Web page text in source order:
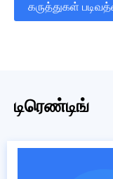
கருத்துகள்
டிரெண்டிங்